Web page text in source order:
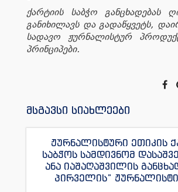
ქარტიის საბჭო განცხადებას
განიხილავს და გადაწყვეტს,
სადავო ჟურნალისტურ
პრინციპები.
მსგავსი სიახლეები
ჟურნალისტური ეთიკის
საბჭოს სამდივნომ
ანა იაშაღაშვილის
პირველის”